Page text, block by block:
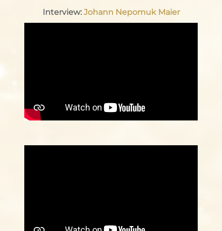
Interview: Johann Nepomuk Maier